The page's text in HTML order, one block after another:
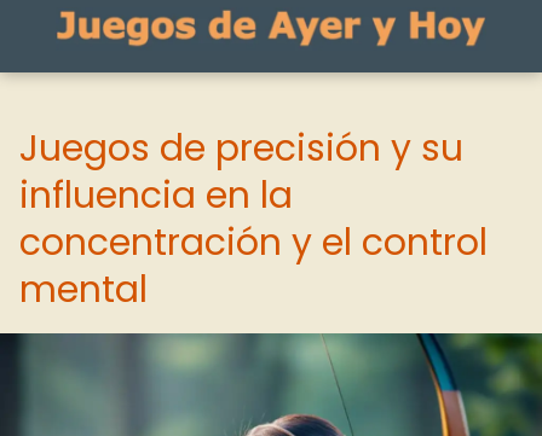
Juegos de precisión y su
influencia en la
concentración y el control
mental